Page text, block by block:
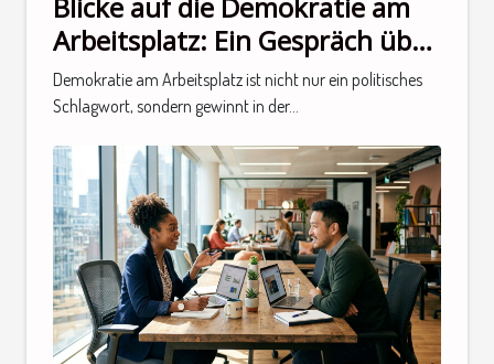
Arbeitsplatz: Ein Gespräch über
neue Perspektiven
Demokratie am Arbeitsplatz ist nicht nur ein politisches
Schlagwort, sondern gewinnt in der...